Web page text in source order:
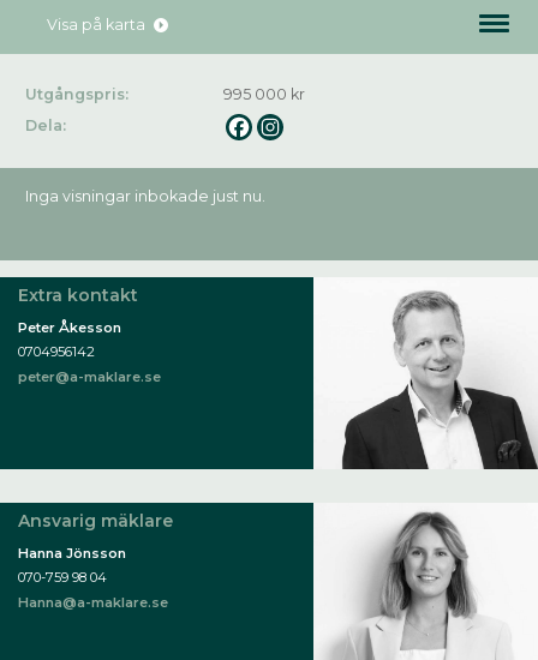
Visa på karta
Utgångspris:
995 000 kr
Dela:
Inga visningar inbokade just nu.
Extra kontakt
Peter Åkesson
0704956142
peter@a-maklare.se
Ansvarig mäklare
Hanna Jönsson
070-759 98 04
Hanna@a-maklare.se